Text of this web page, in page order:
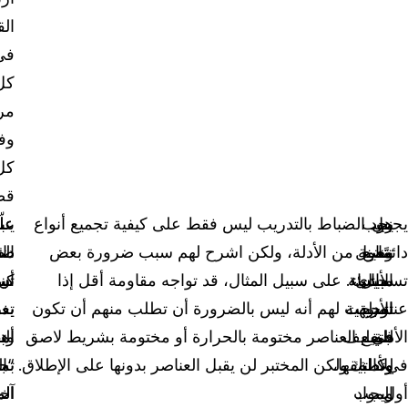
يجب
دائمًا
تسجيل
عناصر
الأدلة
في
أول
يجب
وضع
مبادئ
توجيهية
للتغليف
وتطبيقها،
ويجب
هل
تتناول
سياسة
الأدلة
في
وكالتك
المواد
زود الضباط بالتدريب ليس فقط على كيفية تجميع أنواع
معينة من الأدلة، ولكن اشرح لهم سبب ضرورة بعض
الأشياء. على سبيل المثال، قد تواجه مقاومة أقل إذا
شرحت لهم أنه ليس بالضرورة أن تطلب منهم أن تكون
جميع العناصر مختومة بالحرارة أو مختومة بشريط لاصق
للأدلة، ولكن المختبر لن يقبل العناصر بدونها على الإطلاق.